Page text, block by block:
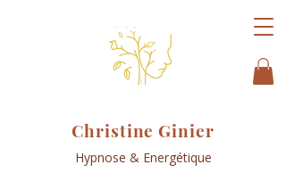
Christine Ginier
Hypnose & Energétique